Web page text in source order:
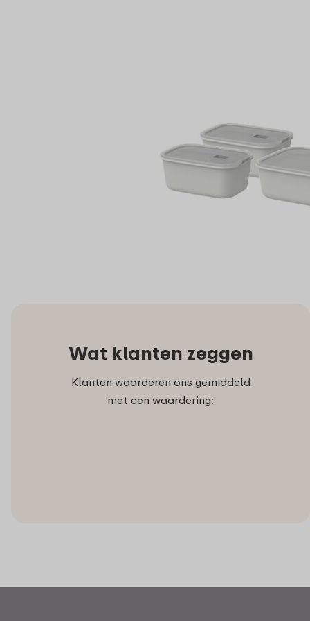
Wat klanten zeggen
Klanten waarderen ons gemiddeld
met een waardering: